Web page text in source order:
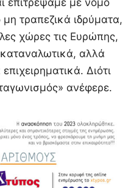
επιτρέψαμε με νόμο
τραπεζικά ιδρύματα,
χώρες τις Ευρώπης,
αλλά
Διότι
ανέφερε.